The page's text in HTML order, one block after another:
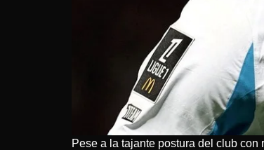
Pese a la tajante postura del club